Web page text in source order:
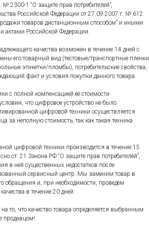
2300-1 “О защите прав потребителей”,
Российской Федерации от 27.09.2007 г. № 612
товаров дистанционным способом” и иными
Российской Федерации.
качества возможен в течение 14 дней с
его товарный вид (тестовые/транспортные пленки
этикетки/пломбы), потребительские свойства,
факт и условия покупки данного товара.
с полной компенсацией её стоимости
что цифровое устройство не было
цифровой техники осуществляется
за неполную стоимость, так как такая техника
цифровой техники производится в течение 15
ст. 21 Закона РФ “О защите прав потребителей”,
в ней существенных недостатков после
сервисный центр. Мы заменим товар в
обращения и, при необходимости, проведем
в течение 20 дней.
то, что качество товара определяется выбранным
продавцом!